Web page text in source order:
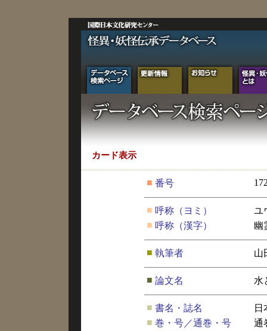
カード表示
■ 番号
■ 呼称（ヨミ）
ユ
■ 呼称（漢字） 幽
■ 執筆者 山
■ 論文名 水
■ 書名・誌名
日
■ 巻・号／通巻・号
通